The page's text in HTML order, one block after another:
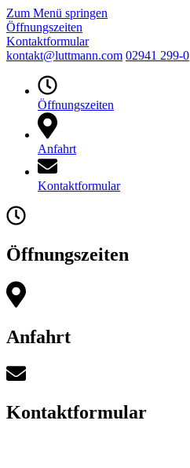
Zum Menü springen
Öffnungszeiten
Kontaktformular
kontakt@luttmann.com 02941 299-0
Öffnungszeiten
Anfahrt
Kontaktformular
Öffnungszeiten
Anfahrt
Kontaktformular